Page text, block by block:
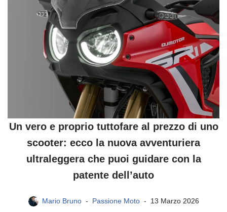
Un vero e proprio tuttofare al prezzo di uno
scooter: ecco la nuova avventuriera
ultraleggera che puoi guidare con la
patente dell’auto
Mario Bruno Passione Moto 13 Marzo 2026